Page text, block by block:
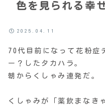
色を見られる幸
2025.04.11
70代目前になって花粉症
ー？したタカハラ。
朝からくしゃみ連発だ。
くしゃみが「薬飲まなき